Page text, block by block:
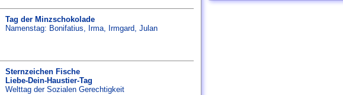
Tag der Minzschokolade
Namenstag: Bonifatius, Irma, Irmgard, Julan
Sternzeichen Fische
Liebe-Dein-Haustier-Tag
Welttag der Sozialen Gerechtigkeit